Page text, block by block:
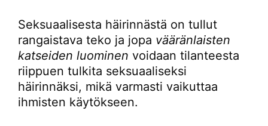
Seksuaalisesta häirinnästä on tullut
rangaistava teko ja jopa vääränlaisten
katseiden luominen voidaan tilanteesta
riippuen tulkita seksuaaliseksi
häirinnäksi, mikä varmasti vaikuttaa
ihmisten käytökseen.